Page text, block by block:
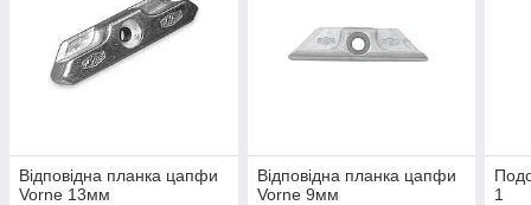
Відповідна планка цапфи
Vorne 13мм
Відповідна планка цапфи
Vorne 9мм
1